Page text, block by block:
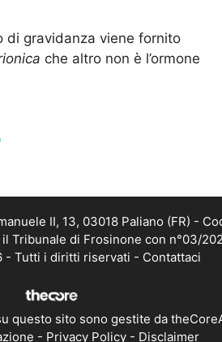
di gravidanza viene fornito
che altro non è l’ormone
II, 13, 03018 Paliano (FR) -
Tribunale di Frosinone con n°03/
- Tutti i diritti riservati - Contattaci
questo sito sono gestite da
- Privacy Policy - Disclaimer